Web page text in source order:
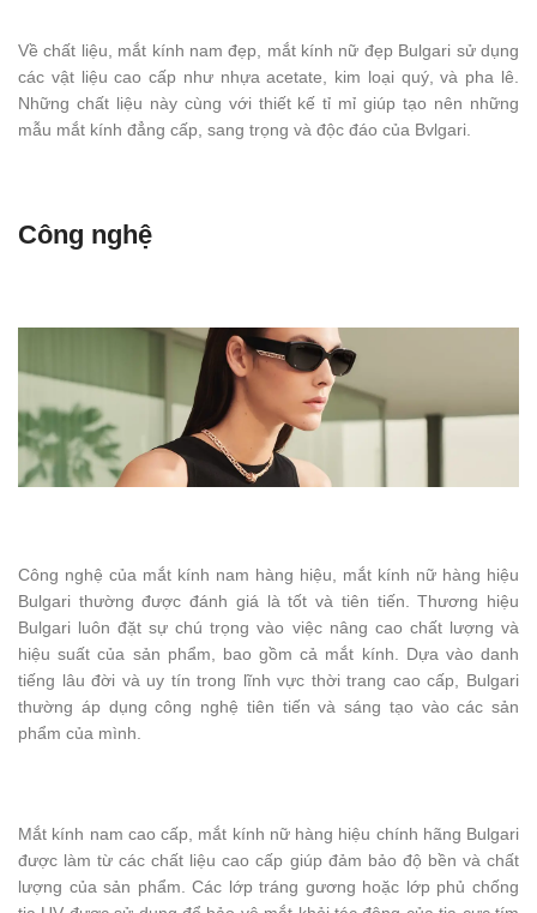
Về chất liệu, mắt kính nam đẹp, mắt kính nữ đẹp Bulgari sử dụng
các vật liệu cao cấp như nhựa acetate, kim loại quý, và pha lê.
Những chất liệu này cùng với thiết kế tỉ mỉ giúp tạo nên những
mẫu mắt kính đẳng cấp, sang trọng và độc đáo của Bvlgari.
Công nghệ
Công nghệ của mắt kính nam hàng hiệu, mắt kính nữ hàng hiệu
Bulgari thường được đánh giá là tốt và tiên tiến. Thương hiệu
Bulgari luôn đặt sự chú trọng vào việc nâng cao chất lượng và
hiệu suất của sản phẩm, bao gồm cả mắt kính. Dựa vào danh
tiếng lâu đời và uy tín trong lĩnh vực thời trang cao cấp, Bulgari
thường áp dụng công nghệ tiên tiến và sáng tạo vào các sản
phẩm của mình.
Mắt kính nam cao cấp, mắt kính nữ hàng hiệu chính hãng Bulgari
được làm từ các chất liệu cao cấp giúp đảm bảo độ bền và chất
lượng của sản phẩm. Các lớp tráng gương hoặc lớp phủ chống